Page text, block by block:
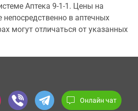
Аптека 9-1-1. Цены на
в аптечных
могут отличаться от указанных
Онлайн чат